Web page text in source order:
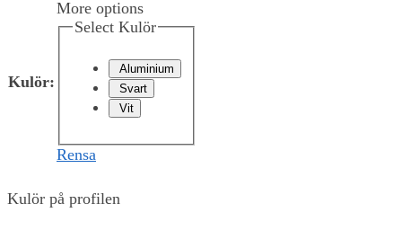
Kulör:
More options
Select Kulör
Aluminium
Svart
Vit
Rensa
Kulör på profilen